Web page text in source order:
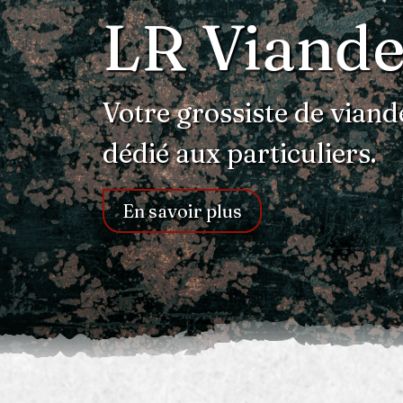
LR
Votre grossiste de
dédié aux particuliers.
En savoir plus